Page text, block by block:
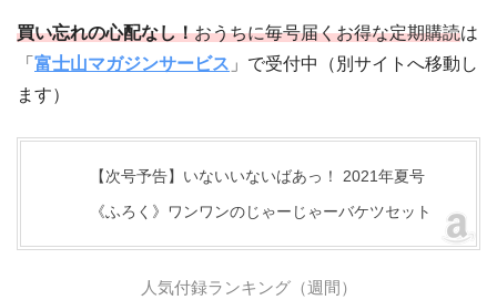
買い忘れの心配なし！おうちに毎号届くお得な定期購読は
「 富士山マガジンサービス 」で受付中（別サイトへ移動し
ます）
【次号予告】いないいないばあっ！ 2021年夏号
《ふろく》ワンワンのじゃーじゃーバケツセット
人気付録ランキング（週間）